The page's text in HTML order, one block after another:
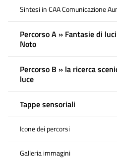
Sintesi in CAA Comunicazione
Percorso A » Fantasie di
Noto
Percorso B » la ricerca
luce
Tappe sensoriali
Icone dei percorsi
Galleria immagini